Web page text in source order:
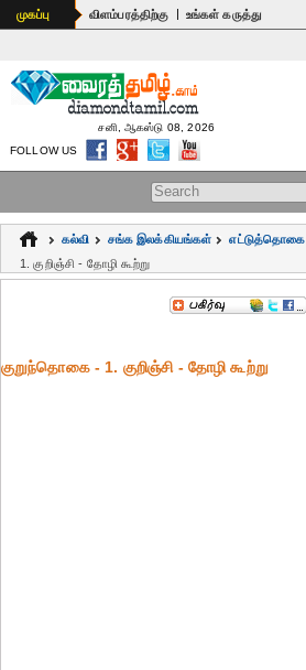
உலகம்
பொதுஅறிவு
கல்வி
ஆன்மிகம்
முகப்பு விளம்பரத்திற்கு | உங்கள் கருத்து
Search form
சனி, ஆகஸ்டு 08, 2026
FOLLOW US
கல்வி சங்க இலக்கியங்கள் எட்டுத்தொகை
1. குறிஞ்சி - தோழி கூற்று
குறுந்தொகை - 1. குறிஞ்சி - தோழி கூற்று